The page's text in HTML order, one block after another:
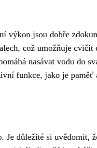
výkon jsou dobře
což umožňuje
nasávat vodu do
funkce, jako je paměť
důležité si uvědomit,